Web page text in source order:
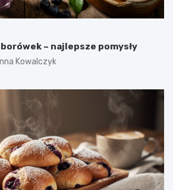
– najlepsze pomysły
Kowalczyk